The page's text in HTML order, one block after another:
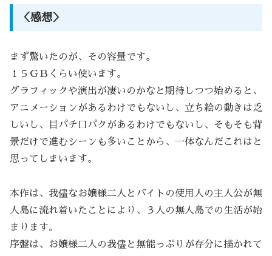
＜感想＞
まず驚いたのが、その容量です。
１５ＧＢくらい使います。
グラフィックや演出が凄いのかなと期待しつつ始めると、
アニメーションがあるわけでもないし、立ち絵の動きは乏
しいし、目パチ口パクがあるわけでもないし、そもそも背
景だけで進むシーンも多いことから、一体なんだこれはと
思ってしまいます。
本作は、我儘なお嬢様二人とバイトの使用人の主人公が無
人島に流れ着いたことにより、３人の無人島での生活が始
まります。
序盤は、お嬢様二人の我儘と無能っぷりが存分に描かれて